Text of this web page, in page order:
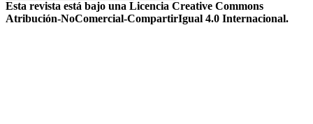
Esta revista está bajo una Licencia Creative Commons
Atribución-NoComercial-CompartirIgual 4.0 Internacional.